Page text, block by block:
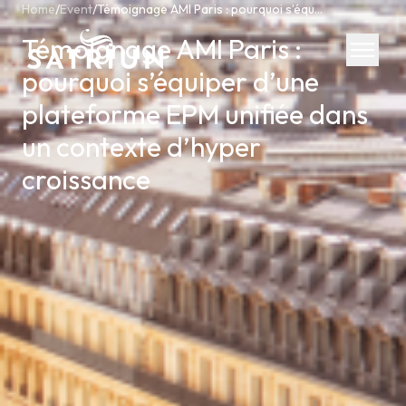
CPM
Cash
ESG
IFRS 16
Starter
Home/Event/ Témoignage AMI Paris : pourquoi s’équiper d’une plateforme EPM unifiée dans un contexte d’hyper croissance
Témoignage AMI Paris :
pourquoi s’équiper d’une
plateforme EPM unifiée dans
un contexte d’hyper
croissance